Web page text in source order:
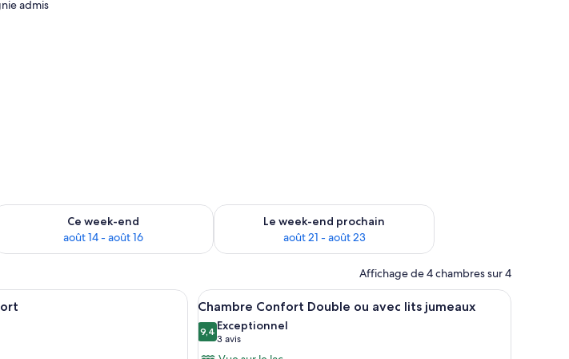
admis
9 - août 10
Ce week-end
août 14 - août 16
la disponibilité pour ce week-end août 14 - août 16
Le week-end prochain
août 21 - août 23
Vérifier la disponibilité pour le week-end prochain août 21 -
Affichage de 4 chambres sur 4
donnant sur des arbres.
Une chambre d’hôtel avec deux lits, une petite table et un tableau au mur.
Afficher
toutes
les
photos
Une chambre d’hôtel avec un grand lit,
6
Chambre Confort Double ou avec lits jumeaux
9,49,4 sur 10
Exceptionnel
3 avis
(3 avis)